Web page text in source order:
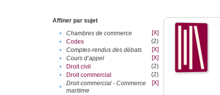
Affiner par sujet
•
Chambres de commerce
[X]
•
Codes
(2)
•
Comptes-rendus des débats
[X]
•
Cours d’appel
[X]
•
Droit civil
(2)
•
Droit commercial
(2)
•
Droit commercial - Commerce
maritime
[X]